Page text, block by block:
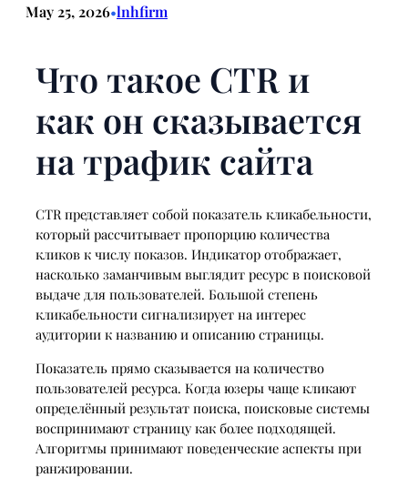
May 25, 2026•lnhfirm
Что такое CTR и
как он сказывается
на трафик сайта
CTR представляет собой показатель кликабельности,
который рассчитывает пропорцию количества
кликов к числу показов. Индикатор отображает,
насколько заманчивым выглядит ресурс в поисковой
выдаче для пользователей. Большой степень
кликабельности сигнализирует на интерес
аудитории к названию и описанию страницы.
Показатель прямо сказывается на количество
пользователей ресурса. Когда юзеры чаще кликают
определённый результат поиска, поисковые системы
воспринимают страницу как более подходящей.
Алгоритмы принимают поведенческие аспекты при
ранжировании.